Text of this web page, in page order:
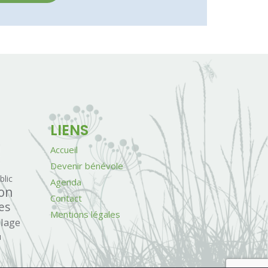
LIENS
Accueil
Devenir bénévole
Agenda
Contact
Mentions légales